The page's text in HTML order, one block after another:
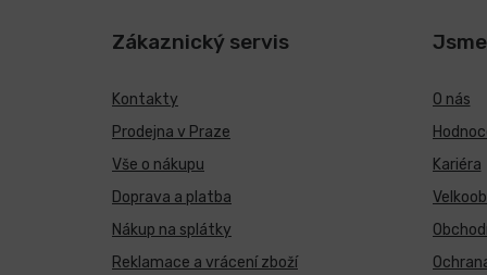
Zákaznický servis
Kontakty
Prodejna v Praze
Vše o nákupu
Doprava a platba
Nákup na splátky
Reklamace a vrácení zboží
O nás
Kariéra